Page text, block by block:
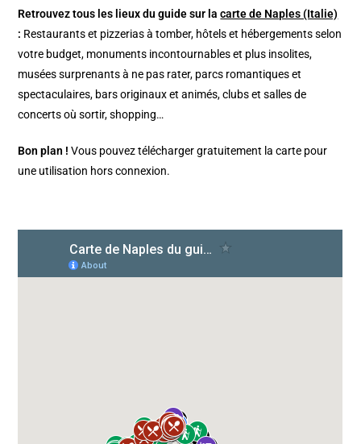
Retrouvez tous les lieux du guide sur lacarte de Naples (Italie)
: Restaurants et pizzerias à tomber, hôtels et hébergements selon
votre budget, monuments incontournables et plus insolites,
musées surprenants à ne pas rater, parcs romantiques et
spectaculaires, bars originaux et animés, clubs et salles de
concerts où sortir, shopping…
Bon plan ! Vous pouvez télécharger gratuitement la carte pour
une utilisation hors connexion.